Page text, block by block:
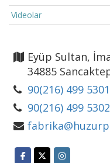
Videolar
Eyüp Sultan,
34885
90(216) 499 5301
90(216) 499 5302